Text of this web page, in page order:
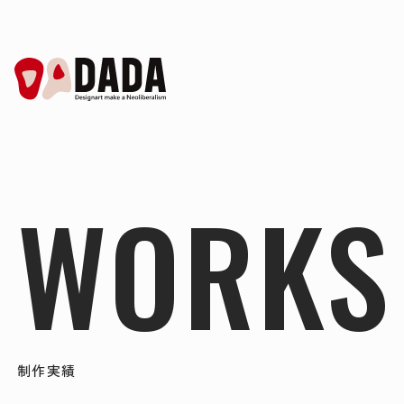
WORKS
制作実績